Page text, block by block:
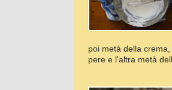
poi metà della
pere e l'altra metà